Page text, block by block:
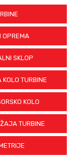
OPREMA
SKLOP
TURBINE
KOLO
TURBINE